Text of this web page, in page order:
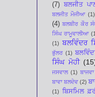
(7) ਬਲਜੀਤ
ਬਲਜੀਤ ਮੌਜੀਆ (1)
(4) ਬਲਬੀਰ ਕੌਰ
ਸਿੰਘ ਰਾਮੂਵਾਲੀਆ
(1) ਬਲਵਿੰਦਰ
ਭੁੱਲਰ (1)
ਸਿੰਘ ਮੋਹੀ
ਜਸਵਾਲ (1)
ਬਾਵਾ ਬਲਦੇਵ (2)
(1) ਬਿਸਮਿਲ